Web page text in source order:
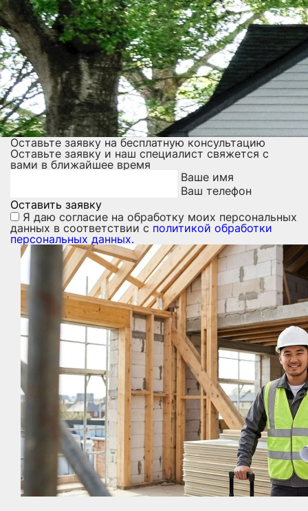
Оставьте заявку на бесплатную консультацию
Оставьте заявку и наш специалист свяжется с
вами в ближайшее время
Ваше имя
Ваш телефон
Оставить заявку
Я даю согласие на обработку моих персональных
данных в соответствии с политикой обработки
персональных данных.